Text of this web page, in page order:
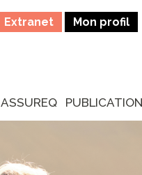
Extranet Mon profil
ASSUREQ